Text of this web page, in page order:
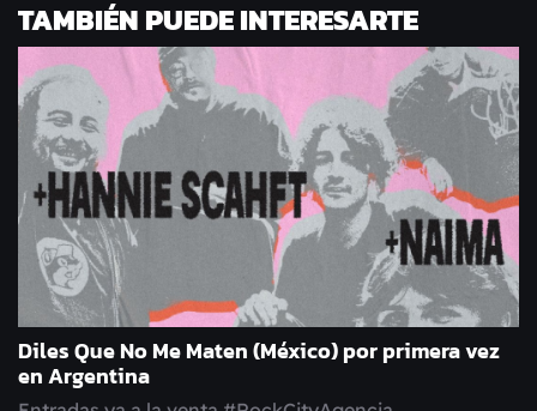
TAMBIÉN PUEDE INTERESARTE
Diles Que No Me Maten (México) por primera vez
en Argentina